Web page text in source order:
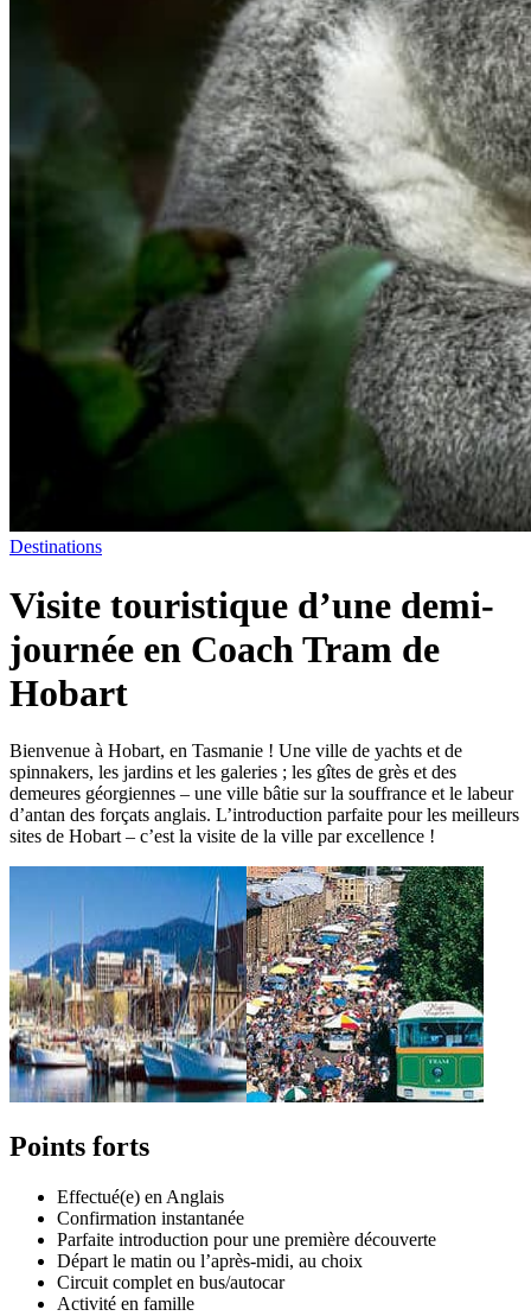
Destinations
Visite touristique d’une demi-
journée en Coach Tram de
Hobart
Bienvenue à Hobart, en Tasmanie ! Une ville de yachts et de
spinnakers, les jardins et les galeries ; les gîtes de grès et des
demeures géorgiennes – une ville bâtie sur la souffrance et le labeur
d’antan des forçats anglais. L’introduction parfaite pour les meilleurs
sites de Hobart – c’est la visite de la ville par excellence !
Points forts
Effectué(e) en Anglais
Confirmation instantanée
Parfaite introduction pour une première découverte
Départ le matin ou l’après-midi, au choix
Circuit complet en bus/autocar
Activité en famille